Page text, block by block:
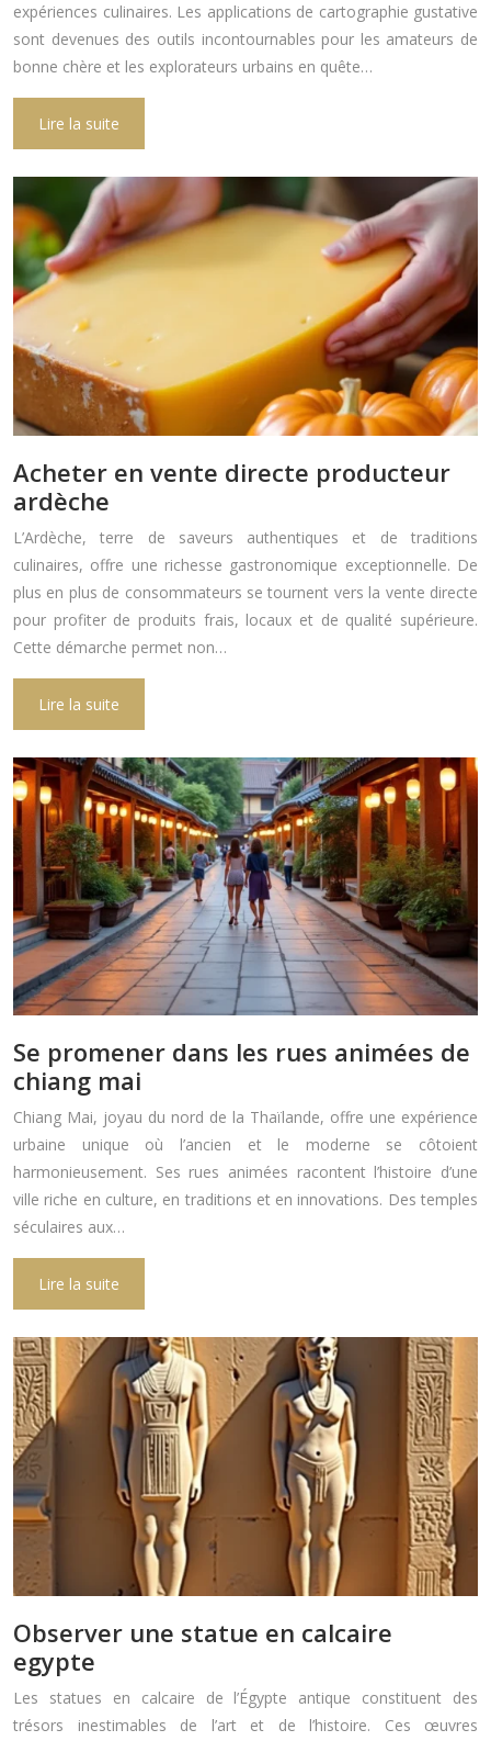
expériences culinaires. Les applications de cartographie gustative
sont devenues des outils incontournables pour les amateurs de
bonne chère et les explorateurs urbains en quête…
Lire la suite
Acheter en vente directe producteur
ardèche
L’Ardèche, terre de saveurs authentiques et de traditions
culinaires, offre une richesse gastronomique exceptionnelle. De
plus en plus de consommateurs se tournent vers la vente directe
pour profiter de produits frais, locaux et de qualité supérieure.
Cette démarche permet non…
Lire la suite
Se promener dans les rues animées de
chiang mai
Chiang Mai, joyau du nord de la Thaïlande, offre une expérience
urbaine unique où l’ancien et le moderne se côtoient
harmonieusement. Ses rues animées racontent l’histoire d’une
ville riche en culture, en traditions et en innovations. Des temples
séculaires aux…
Lire la suite
Observer une statue en calcaire
egypte
Les statues en calcaire de l’Égypte antique constituent des
trésors inestimables de l’art et de l’histoire. Ces œuvres